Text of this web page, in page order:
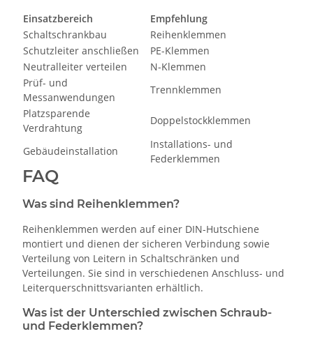
Einsatzbereich
Empfehlung
Schaltschrankbau
Reihenklemmen
Schutzleiter anschließen
PE-Klemmen
Neutralleiter verteilen
N-Klemmen
Prüf- und
Messanwendungen
Trennklemmen
Platzsparende
Verdrahtung
Doppelstockklemmen
Gebäudeinstallation
Installations- und
Federklemmen
FAQ
Was sind Reihenklemmen?
Reihenklemmen werden auf einer DIN-Hutschiene
montiert und dienen der sicheren Verbindung sowie
Verteilung von Leitern in Schaltschränken und
Verteilungen. Sie sind in verschiedenen Anschluss- und
Leiterquerschnittsvarianten erhältlich.
Was ist der Unterschied zwischen Schraub-
und Federklemmen?